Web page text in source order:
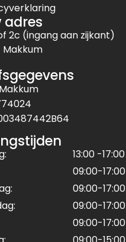
adres
2c (ingang aan zijkant)
Makkum
13:00 -17:00
09:00-17:00
09:00-17:00
09:00-17:00
09:00-17:00